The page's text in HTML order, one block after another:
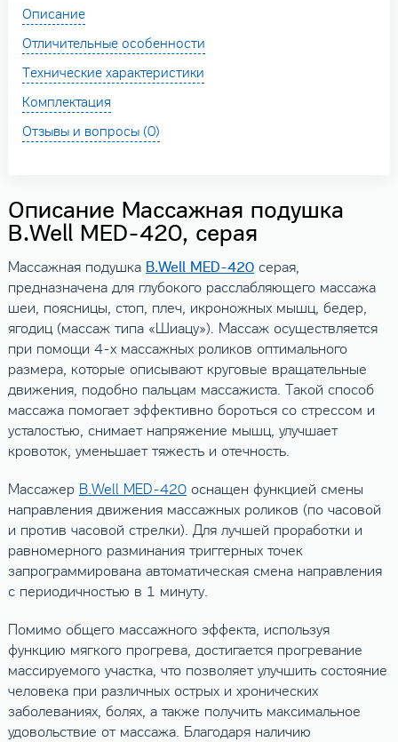
Описание
Отличительные особенности
Технические характеристики
Комплектация
Отзывы и вопросы (0)
Описание Массажная подушка
B.Well MED-420, серая
Массажная подушка B.Well MED-420серая,
предназначена для глубокого расслабляющего массажа
шеи, поясницы, стоп, плеч, икроножных мышц, бедер,
ягодиц (массаж типа «Шиацу»). Массаж осуществляется
при помощи 4-х массажных роликов оптимального
размера, которые описывают круговые вращательные
движения, подобно пальцам массажиста. Такой способ
массажа помогает эффективно бороться со стрессом и
усталостью, снимает напряжение мышц, улучшает
кровоток, уменьшает тяжесть и отечность.
Массажер B.Well MED-420оснащен функцией смены
направления движения массажных роликов (по часовой
и против часовой стрелки). Для лучшей проработки и
равномерного разминания триггерных точек
запрограммирована автоматическая смена направления
с периодичностью в 1 минуту.
Помимо общего массажного эффекта, используя
функцию мягкого прогрева, достигается прогревание
массируемого участка, что позволяет улучшить состояние
человека при различных острых и хронических
заболеваниях, болях, а также получить максимальное
удовольствие от массажа. Благодаря наличию